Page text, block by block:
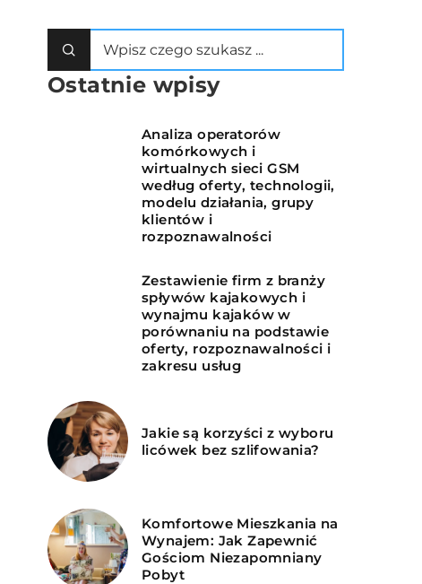
Ostatnie wpisy
Analiza operatorów
komórkowych i
wirtualnych sieci GSM
według oferty, technologii,
modelu działania, grupy
klientów i
rozpoznawalności
Zestawienie firm z branży
spływów kajakowych i
wynajmu kajaków w
porównaniu na podstawie
oferty, rozpoznawalności i
zakresu usług
Jakie są korzyści z wyboru
licówek bez szlifowania?
Komfortowe Mieszkania na
Wynajem: Jak Zapewnić
Gościom Niezapomniany
Pobyt